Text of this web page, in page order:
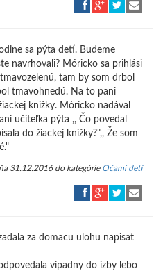
sa pýta detí. Budeme
navrhovali? Móricko sa prihlási
tam by som drbol
tmavohnedú. Na to pani
knižky. Móricko nadával
učiteľka pýta ,, Čo povedal
do žiackej knižky?",, Že som
31.12.2016 do kategórie Očami detí
za domacu ulohu napisat
vipadny do izby lebo